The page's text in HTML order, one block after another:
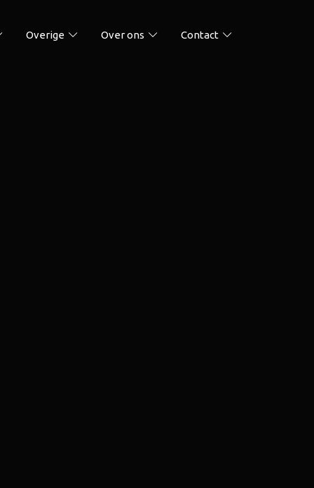
Overige Over ons Contact